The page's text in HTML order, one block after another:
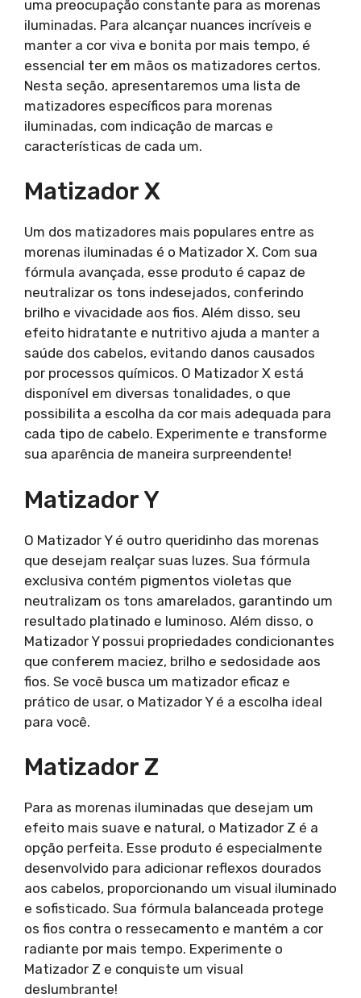
uma preocupação constante para as morenas
iluminadas. Para alcançar nuances incríveis e
manter a cor viva e bonita por mais tempo, é
essencial ter em mãos os matizadores certos.
Nesta seção, apresentaremos uma lista de
matizadores específicos para morenas
iluminadas, com indicação de marcas e
características de cada um.
Matizador X
Um dos matizadores mais populares entre as
morenas iluminadas é o Matizador X. Com sua
fórmula avançada, esse produto é capaz de
neutralizar os tons indesejados, conferindo
brilho e vivacidade aos fios. Além disso, seu
efeito hidratante e nutritivo ajuda a manter a
saúde dos cabelos, evitando danos causados
por processos químicos. O Matizador X está
disponível em diversas tonalidades, o que
possibilita a escolha da cor mais adequada para
cada tipo de cabelo. Experimente e transforme
sua aparência de maneira surpreendente!
Matizador Y
O Matizador Y é outro queridinho das morenas
que desejam realçar suas luzes. Sua fórmula
exclusiva contém pigmentos violetas que
neutralizam os tons amarelados, garantindo um
resultado platinado e luminoso. Além disso, o
Matizador Y possui propriedades condicionantes
que conferem maciez, brilho e sedosidade aos
fios. Se você busca um matizador eficaz e
prático de usar, o Matizador Y é a escolha ideal
para você.
Matizador Z
Para as morenas iluminadas que desejam um
efeito mais suave e natural, o Matizador Z é a
opção perfeita. Esse produto é especialmente
desenvolvido para adicionar reflexos dourados
aos cabelos, proporcionando um visual iluminado
e sofisticado. Sua fórmula balanceada protege
os fios contra o ressecamento e mantém a cor
radiante por mais tempo. Experimente o
Matizador Z e conquiste um visual
deslumbrante!